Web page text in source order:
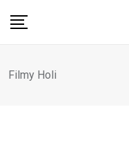
Filmy Holi